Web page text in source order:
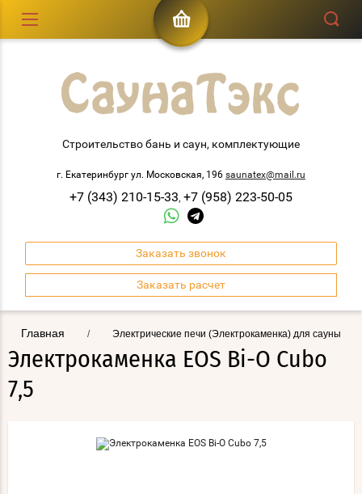
Строительство бань и саун, комплектующие
г. Екатеринбург ул. Московская, 196 saunatex@mail.ru
+7 (343) 210-15-33, +7 (958) 223-50-05
Заказать звонок
Заказать расчет
Главная / Электрические печи (Электрокаменка) для сауны
Электрокаменка EOS Bi-O Cubo
7,5